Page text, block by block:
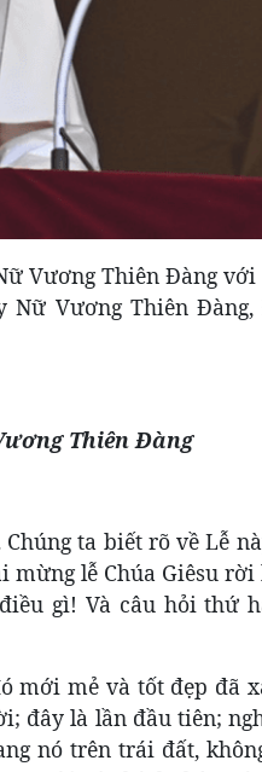
Vương Thiên Đàng
Vương Thiên
Thiên Đàng
ta biết rõ về Lễ
mừng lễ Chúa Giêsu
gì! Và câu hỏi thứ
mới mẻ và tốt đẹp đã
đây là lần đầu tiên;
nó trên trái đất,